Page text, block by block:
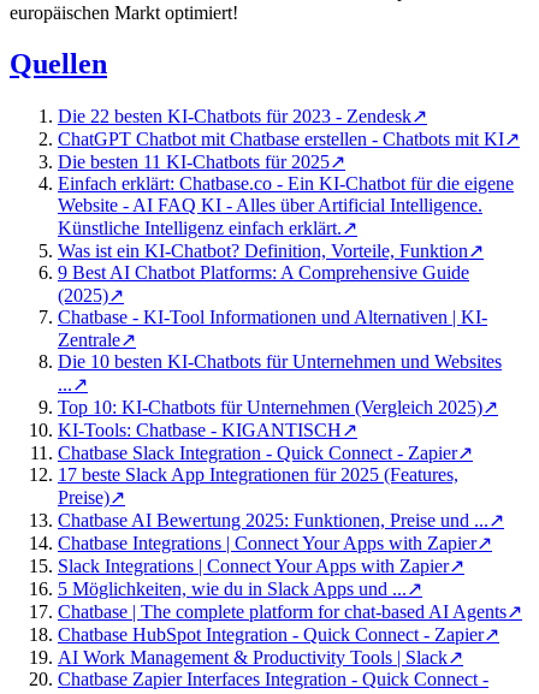
europäischen Markt optimiert!
Quellen
Die 22 besten KI-Chatbots für 2023 - Zendesk↗
ChatGPT Chatbot mit Chatbase erstellen - Chatbots mit KI↗
Die besten 11 KI-Chatbots für 2025↗
Einfach erklärt: Chatbase.co - Ein KI-Chatbot für die eigene
Website - AI FAQ KI - Alles über Artificial Intelligence.
Künstliche Intelligenz einfach erklärt.↗
Was ist ein KI-Chatbot? Definition, Vorteile, Funktion↗
9 Best AI Chatbot Platforms: A Comprehensive Guide
(2025)↗
Chatbase - KI-Tool Informationen und Alternativen | KI-
Zentrale↗
Die 10 besten KI-Chatbots für Unternehmen und Websites
...↗
Top 10: KI-Chatbots für Unternehmen (Vergleich 2025)↗
KI-Tools: Chatbase - KIGANTISCH↗
Chatbase Slack Integration - Quick Connect - Zapier↗
17 beste Slack App Integrationen für 2025 (Features,
Preise)↗
Chatbase AI Bewertung 2025: Funktionen, Preise und ...↗
Chatbase Integrations | Connect Your Apps with Zapier↗
Slack Integrations | Connect Your Apps with Zapier↗
5 Möglichkeiten, wie du in Slack Apps und ...↗
Chatbase | The complete platform for chat-based AI Agents↗
Chatbase HubSpot Integration - Quick Connect - Zapier↗
AI Work Management & Productivity Tools | Slack↗
Chatbase Zapier Interfaces Integration - Quick Connect -